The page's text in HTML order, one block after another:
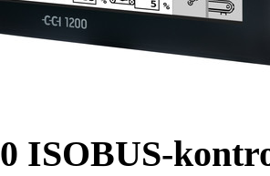
ISOBUS-